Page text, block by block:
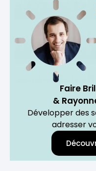
Faire
&
Développer des
adresser